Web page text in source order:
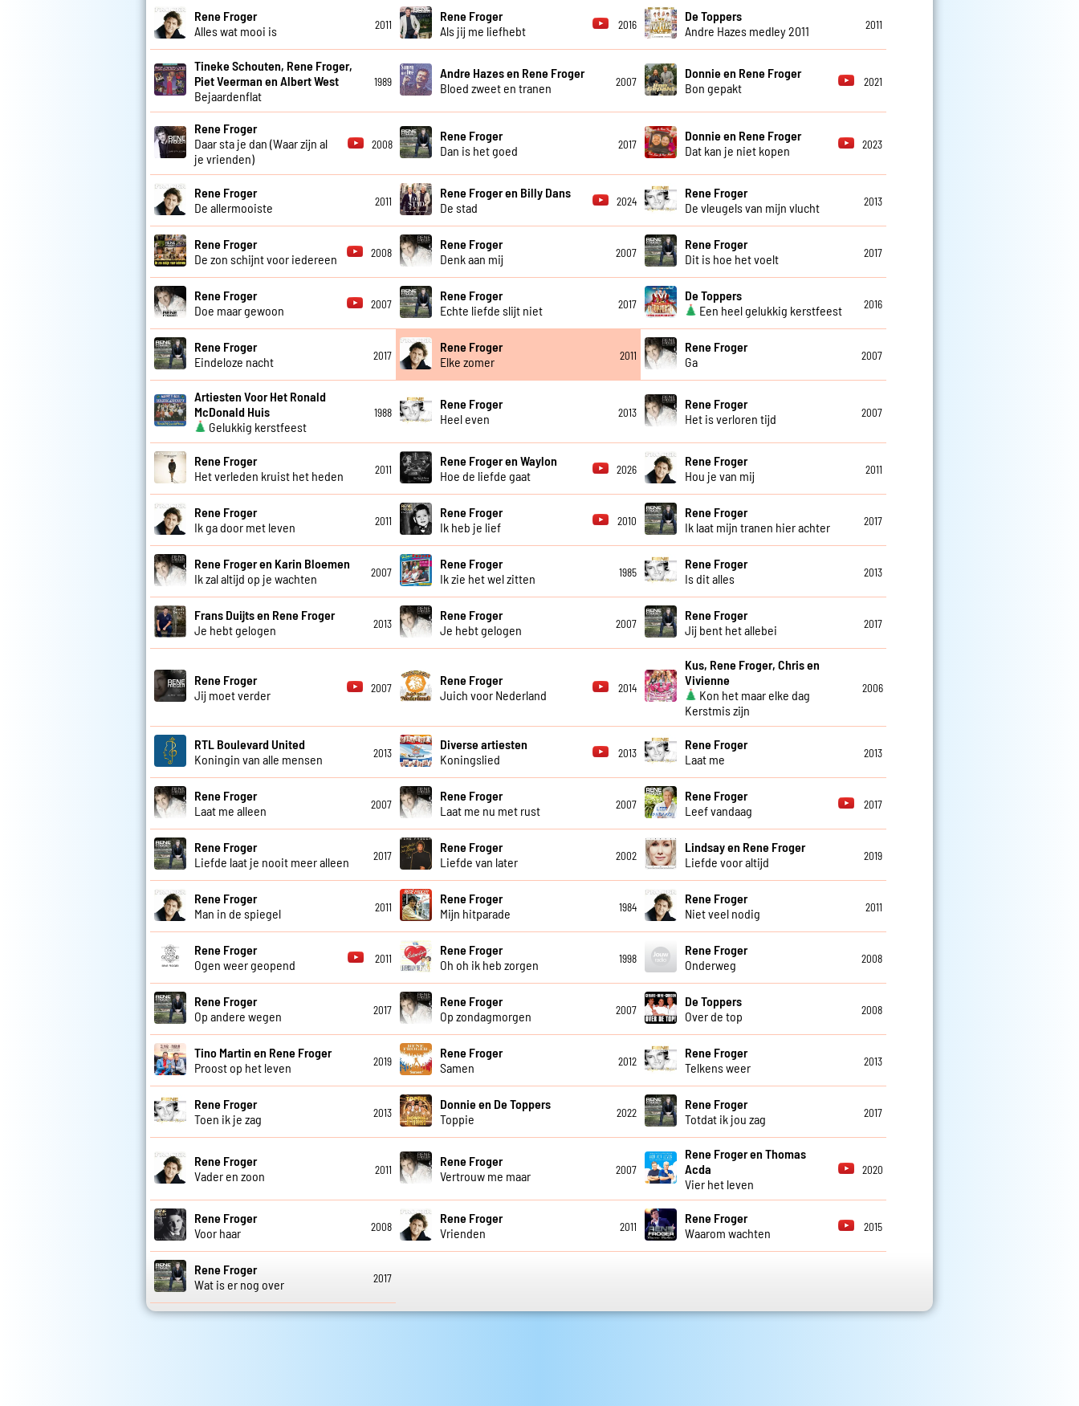
Rene Froger
Alles wat mooi is
2011
Rene Froger
Als jij me liefhebt
2016
De Toppers
Andre Hazes medley 2011
2011
Tineke Schouten, Rene Froger,
Piet Veerman en Albert West
Bejaardenflat
1989
Andre Hazes en Rene Froger
Bloed zweet en tranen
2007
Donnie en Rene Froger
Bon gepakt
2021
Rene Froger
Daar sta je dan (Waar zijn al
je vrienden)
2008
Rene Froger
Dan is het goed
2017
Donnie en Rene Froger
Dat kan je niet kopen
2023
Rene Froger
De allermooiste
2011
Rene Froger en Billy Dans
De stad
2024
Rene Froger
De vleugels van mijn vlucht
2013
Rene Froger
De zon schijnt voor iedereen
2008
Rene Froger
Denk aan mij
2007
Rene Froger
Dit is hoe het voelt
2017
Rene Froger
Doe maar gewoon
2007
Rene Froger
Echte liefde slijt niet
2017
De Toppers
Een heel gelukkig kerstfeest
2016
Rene Froger
Eindeloze nacht
2017
Rene Froger
Elke zomer
2011
Rene Froger
Ga
2007
Artiesten Voor Het Ronald
McDonald Huis
Gelukkig kerstfeest
1988
Rene Froger
Heel even
2013
Rene Froger
Het is verloren tijd
2007
Rene Froger
Het verleden kruist het heden
2011
Rene Froger en Waylon
Hoe de liefde gaat
2026
Rene Froger
Hou je van mij
2011
Rene Froger
Ik ga door met leven
2011
Rene Froger
Ik heb je lief
2010
Rene Froger
Ik laat mijn tranen hier achter
2017
Rene Froger en Karin Bloemen
Ik zal altijd op je wachten
2007
Rene Froger
Ik zie het wel zitten
1985
Rene Froger
Is dit alles
2013
Frans Duijts en Rene Froger
Je hebt gelogen
2013
Rene Froger
Je hebt gelogen
2007
Rene Froger
Jij bent het allebei
2017
Rene Froger
Jij moet verder
2007
Rene Froger
Juich voor Nederland
2014
Kus, Rene Froger, Chris en
Vivienne
Kon het maar elke dag
Kerstmis zijn
2006
RTL Boulevard United
Koningin van alle mensen
2013
Diverse artiesten
Koningslied
2013
Rene Froger
Laat me
2013
Rene Froger
Laat me alleen
2007
Rene Froger
Laat me nu met rust
2007
Rene Froger
Leef vandaag
2017
Rene Froger
Liefde laat je nooit meer alleen
2017
Rene Froger
Liefde van later
2002
Lindsay en Rene Froger
Liefde voor altijd
2019
Rene Froger
Man in de spiegel
2011
Rene Froger
Mijn hitparade
1984
Rene Froger
Niet veel nodig
2011
Rene Froger
Ogen weer geopend
2011
Rene Froger
Oh oh ik heb zorgen
1998
Rene Froger
Onderweg
2008
Rene Froger
Op andere wegen
2017
Rene Froger
Op zondagmorgen
2007
De Toppers
Over de top
2008
Tino Martin en Rene Froger
Proost op het leven
2019
Rene Froger
Samen
2012
Rene Froger
Telkens weer
2013
Rene Froger
Toen ik je zag
2013
Donnie en De Toppers
Toppie
2022
Rene Froger
Totdat ik jou zag
2017
Rene Froger
Vader en zoon
2011
Rene Froger
Vertrouw me maar
2007
Rene Froger en Thomas
Acda
Vier het leven
2020
Rene Froger
Voor haar
2008
Rene Froger
Vrienden
2011
Rene Froger
Waarom wachten
2015
Rene Froger
Wat is er nog over
2017